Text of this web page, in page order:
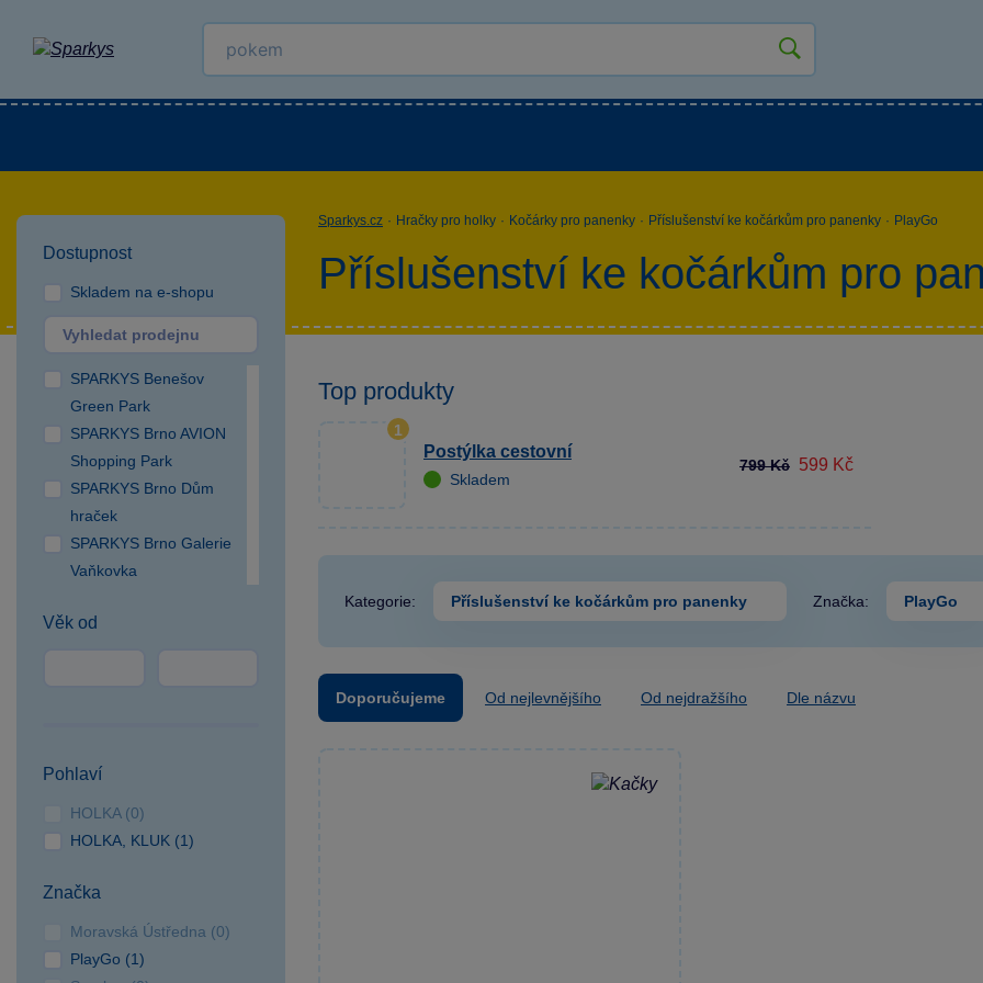
Dostupnost
Skladem na e-shopu
SPARKYS Benešov
Green Park
SPARKYS Brno AVION
Shopping Park
SPARKYS Brno Dům
hraček
SPARKYS Brno Galerie
Vaňkovka
Campus Square
Budějovice NC Géčko
SPEKTRUM
SPARKYS Cheb
Králové
SPARKYS Jihlava
CITYPARK
Věk od
Pohlaví
HOLKA (0)
HOLKA, KLUK (1)
Značka
Moravská Ústředna (0)
PlayGo (1)
Sparkys.cz · Hračky pro holky · Kočárky pro panenky · Příslušenství ke kočárkům pro panenky · PlayGo
Příslušenství ke kočárkům pro
Top produkty
1
Postýlka cestovní
Skladem
799 Kč 599 Kč
Kategorie: Příslušenství ke kočárkům pro panenky Značka: PlayGo
Doporučujeme Od nejlevnějšího Od nejdražšího Dle názvu